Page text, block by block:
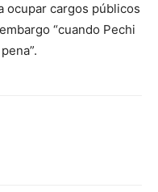
ocupar cargos públicos
“cuando Pechi